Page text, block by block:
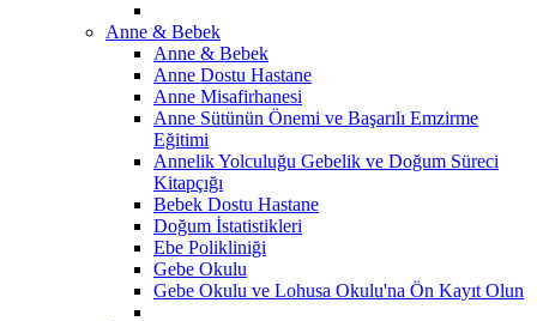
Anne & Bebek
Anne & Bebek
Anne Dostu Hastane
Anne Misafirhanesi
Anne Sütünün Önemi ve Başarılı Emzirme
Eğitimi
Annelik Yolculuğu Gebelik ve Doğum Süreci
Kitapçığı
Bebek Dostu Hastane
Doğum İstatistikleri
Ebe Polikliniği
Gebe Okulu
Gebe Okulu ve Lohusa Okulu'na Ön Kayıt Olun